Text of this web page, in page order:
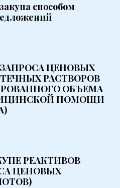
способом
ЦЕНОВЫХ
РАСТВОРОВ
ОБЪЕМА
ПОМОЩИ
РЕАКТИВОВ
ЦЕНОВЫХ